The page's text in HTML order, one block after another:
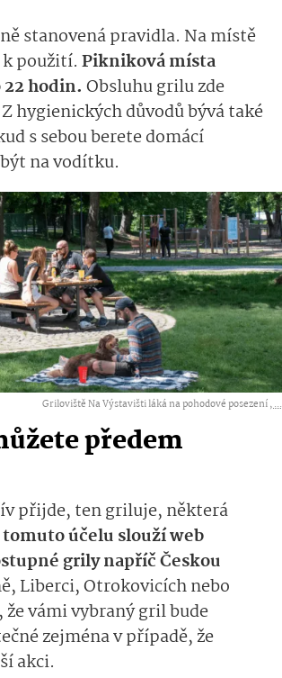
stanovená pravidla. Na místě
použití.Pikniková místa
hodin.Obsluhu grilu zde
hygienických důvodů bývá také
s sebou berete domácí
na vodítku.
Griloviště Na Výstavišti láká na pohodové posezení ,...
předem
přijde, ten griluje, některá
tomuto účelu slouží web
grily napříč Českou
Liberci, Otrokovicích nebo
vámi vybraný gril bude
zejména v případě, že
akci.